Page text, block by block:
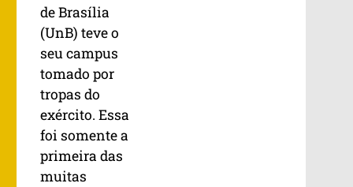
de Brasília
(UnB) teve o
seu campus
tomado por
tropas do
exército. Essa
foi somente a
primeira das
muitas